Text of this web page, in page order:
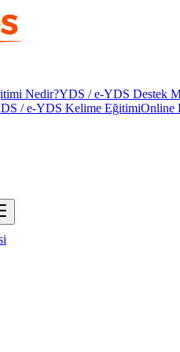
Nedir?YDS / e-YDS Destek
/ e-YDS Kelime EğitimiOnline